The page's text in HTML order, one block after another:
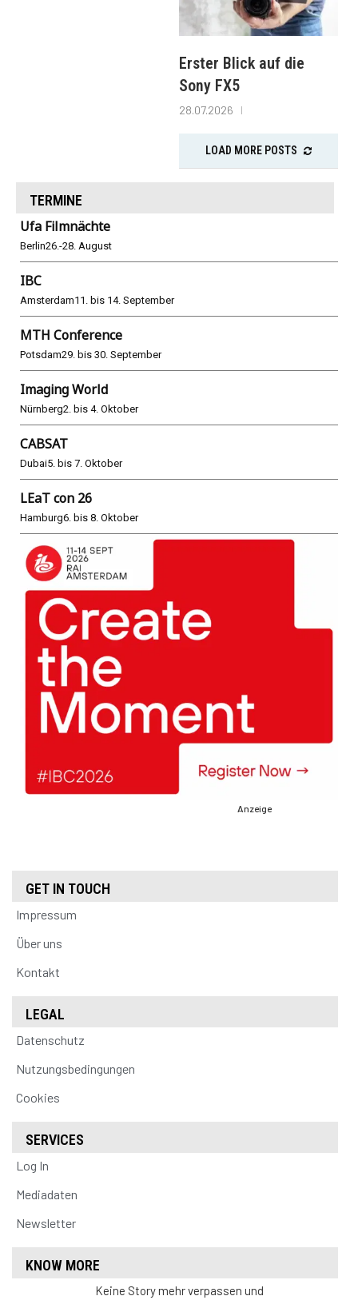
Erster Blick auf die
Sony FX5
28.07.2026
LOAD MORE POSTS
TERMINE
Ufa Filmnächte
Berlin26.-28. August
IBC
Amsterdam11. bis 14. September
MTH Conference
Potsdam29. bis 30. September
Imaging World
Nürnberg2. bis 4. Oktober
CABSAT
Dubai5. bis 7. Oktober
LEaT con 26
Hamburg6. bis 8. Oktober
Anzeige
GET IN TOUCH
Impressum
Über uns
Kontakt
LEGAL
Datenschutz
Nutzungsbedingungen
Cookies
SERVICES
Log In
Mediadaten
Newsletter
KNOW MORE
Keine Story mehr verpassen und